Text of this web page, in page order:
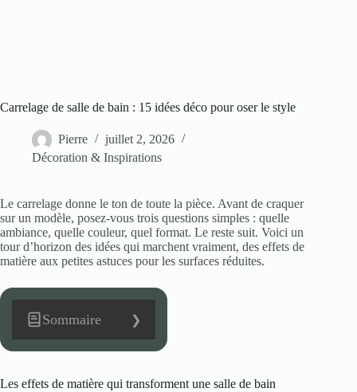
Carrelage de salle de bain : 15 idées déco pour oser le style
Pierre
juillet 2, 2026
Décoration & Inspirations
Le carrelage donne le ton de toute la pièce. Avant de craquer
sur un modèle, posez-vous trois questions simples : quelle
ambiance, quelle couleur, quel format. Le reste suit. Voici un
tour d’horizon des idées qui marchent vraiment, des effets de
matière aux petites astuces pour les surfaces réduites.
Sommaire
Les effets de matière qui transforment une salle de bain